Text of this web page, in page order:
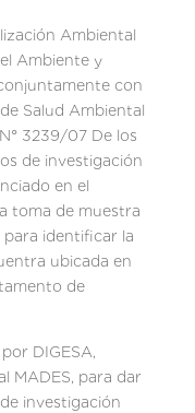
Ambiental
Ambiente y
con
Salud Ambiental
3239/07 De los
de investigación
en el
toma de muestra
para identificar la
ubicada en
de
DIGESA,
MADES, para dar
investigación